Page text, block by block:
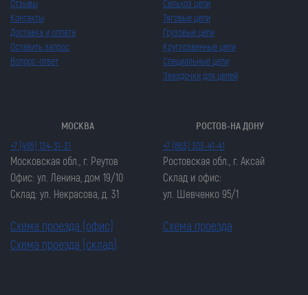
Отзывы
Контакты
Доставка и оплата
Оставить запрос
Вопрос-ответ
Сельхоз цепи
Тяговые цепи
Грузовые цепи
Круглозвенные цепи
Специальные цепи
Звездочки для цепей
МОСКВА
+7 (495) 134-31-31
Московская обл., г. Реутов
Офис: ул. Ленина, дом 19/10
Склад: ул. Некрасова, д. 31
Схема проезда (офис)
Схема проезда (склад)
РОСТОВ-НА ДОНУ
+7 (863) 303-41-41
Ростовская обл., г. Аксай
Склад и офис:
ул. Шевченко 95/1
Схема проезда